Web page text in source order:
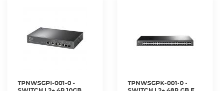
TPNWSGPI-001-0 -
TPNWSGPK-001-0 -